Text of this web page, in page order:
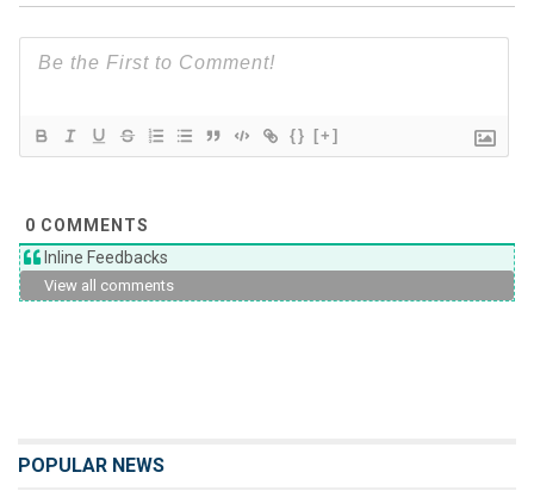
{} [+]
0 COMMENTS
Inline Feedbacks
View all comments
POPULAR NEWS